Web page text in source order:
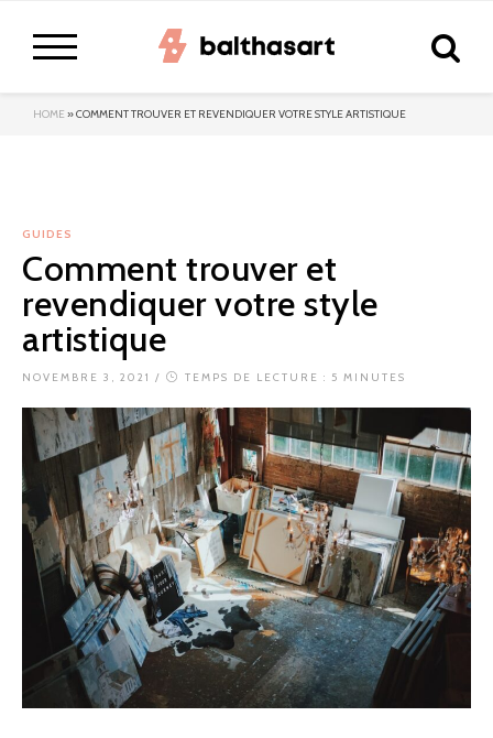
HOME »COMMENT TROUVER ET REVENDIQUER VOTRE STYLE ARTISTIQUE
GUIDES
Comment trouver et
revendiquer votre style
artistique
NOVEMBRE 3, 2021 / TEMPS DE LECTURE : 5 MINUTES